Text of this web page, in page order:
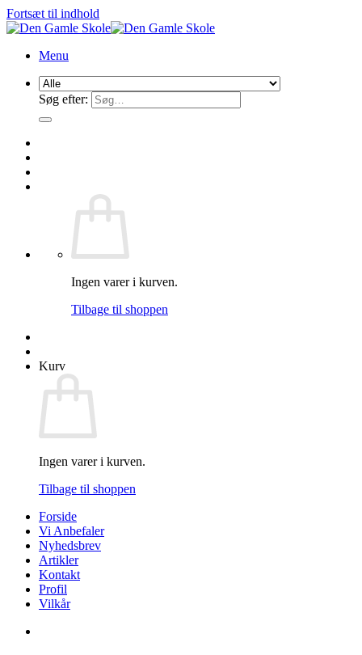
Fortsæt til indhold
Menu
Søg efter:
Ingen varer i kurven.
Tilbage til shoppen
Kurv
Ingen varer i kurven.
Tilbage til shoppen
Forside
Vi Anbefaler
Nyhedsbrev
Artikler
Kontakt
Profil
Vilkår